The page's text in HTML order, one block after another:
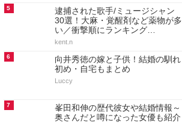
5
逮捕された歌手/ミュージシャン
30選！大麻・覚醒剤など薬物が多
い／衝撃順にランキング…
kent.n
6
向井秀徳の嫁と子供！結婚の馴れ
初め・自宅もまとめ
Luccy
7
峯田和伸の歴代彼女や結婚情報～
奥さんだと噂になった女優も紹介